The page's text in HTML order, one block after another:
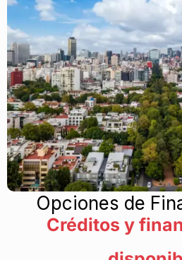
Opciones de
Créditos y